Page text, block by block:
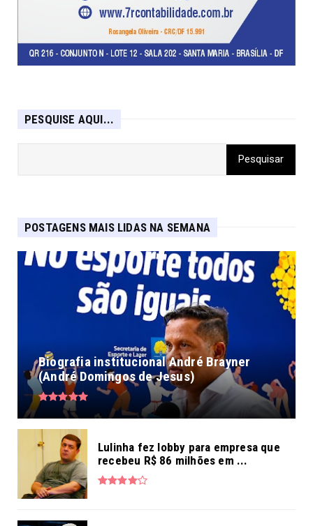
PESQUISE AQUI...
POSTAGENS MAIS LIDAS NA SEMANA
Biografia institucional André Brayner
(André Domingos de Jesus)
Lulinha fez lobby para empresa que
recebeu R$ 86 milhões em ...